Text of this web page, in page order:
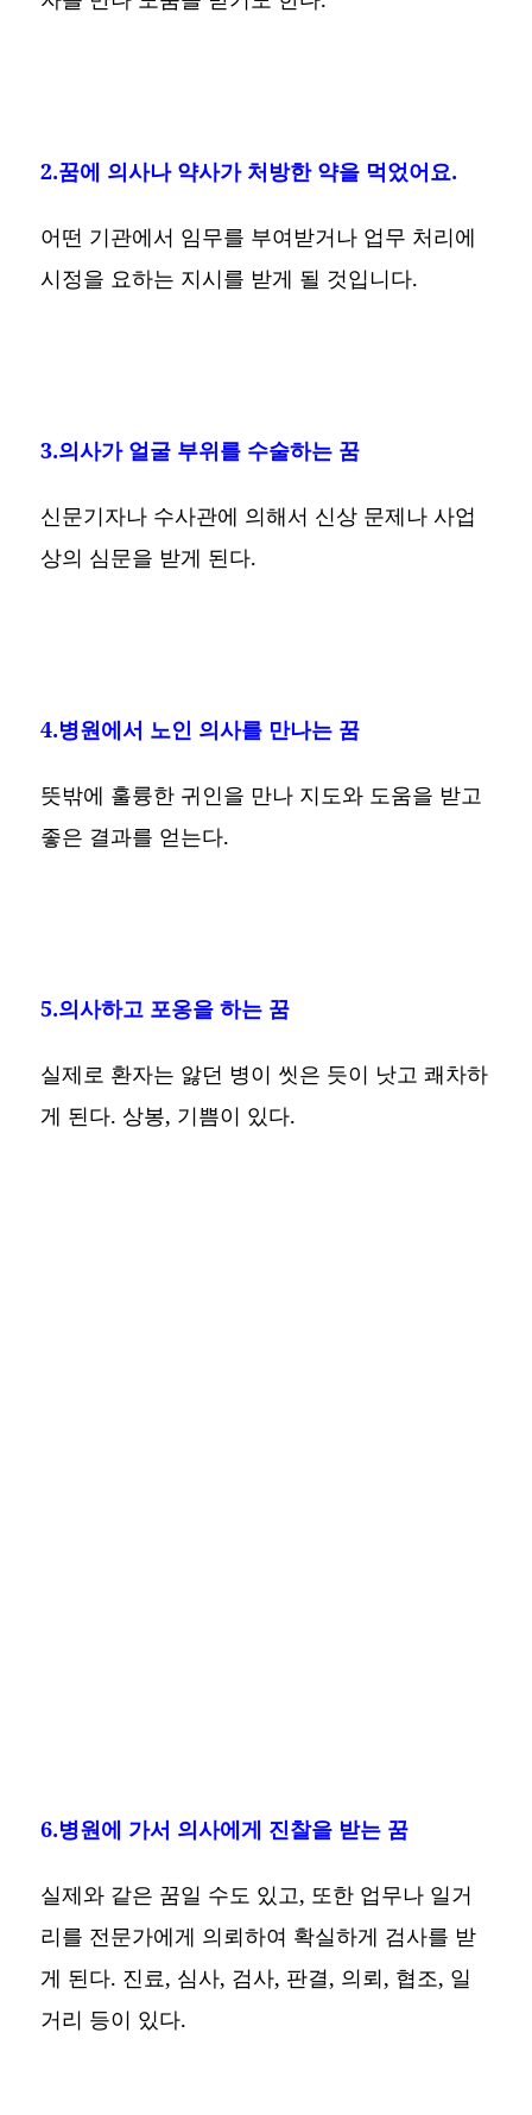
2.꿈에 의사나 약사가 처방한 약을 먹었어요.
어떤 기관에서 임무를 부여받거나 업무 처리에
시정을 요하는 지시를 받게 될 것입니다.
3.의사가 얼굴 부위를 수술하는 꿈
신문기자나 수사관에 의해서 신상 문제나 사업
상의 심문을 받게 된다.
4.병원에서 노인 의사를 만나는 꿈
뜻밖에 훌륭한 귀인을 만나 지도와 도움을 받고
좋은 결과를 얻는다.
5.의사하고 포옹을 하는 꿈
실제로 환자는 앓던 병이 씻은 듯이 낫고 쾌차하
게 된다. 상봉, 기쁨이 있다.
6.병원에 가서 의사에게 진찰을 받는 꿈
실제와 같은 꿈일 수도 있고, 또한 업무나 일거
리를 전문가에게 의뢰하여 확실하게 검사를 받
게 된다. 진료, 심사, 검사, 판결, 의뢰, 협조, 일
거리 등이 있다.